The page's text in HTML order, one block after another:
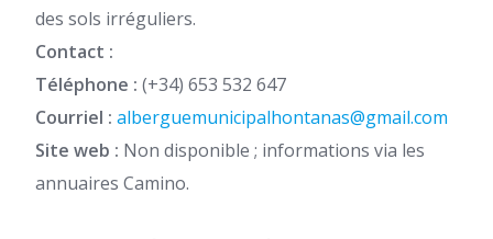
des sols irréguliers.
Contact :
Téléphone : (+34) 653 532 647
Courriel : alberguemunicipalhontanas@gmail.com
Site web : Non disponible ; informations via les
annuaires Camino.